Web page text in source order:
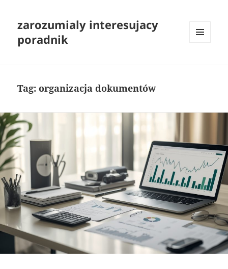
zarozumialy interesujacy
poradnik
Tag:organizacja dokumentów